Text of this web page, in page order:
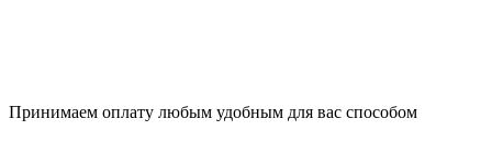
Принимаем оплату любым удобным для вас способом